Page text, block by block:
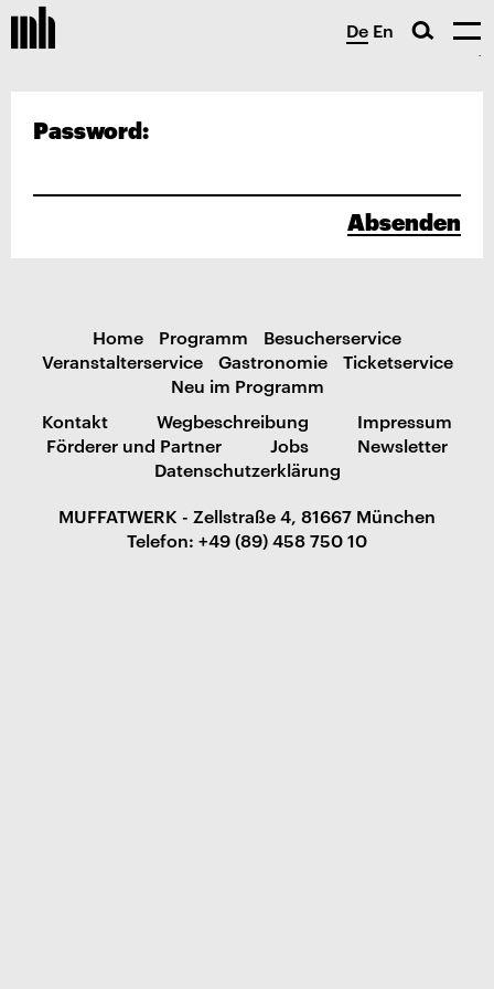
De En
Password:
Absenden
Home Programm
Besucherservice
Veranstalterservice
Gastronomie
Ticketservice
Neu im Programm
Kontakt
Wegbeschreibung
Impressum
Förderer und Partner
Jobs
Newsletter
Datenschutzerklärung
MUFFATWERK - Zellstraße 4, 81667 München
Telefon: +49 (89) 458 750 10